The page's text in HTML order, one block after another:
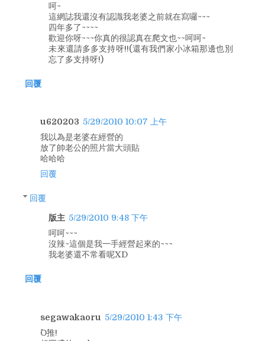
呵~
這網誌我還沒有認識我老婆之前就在寫囉~~~
四年多了~~~~
歡迎你呀~~~你真的很認真在爬文也~~呵呵~
未來還請多多支持呀!!(還有我們家小冰箱那邊也別
忘了多支持呀!)
回覆
u620203 5/29/2010 10:07 上午
我以為是老婆在經營的
放了帥老公的照片當大頭貼
哈哈哈
回覆
回覆
版主 5/29/2010 9:48 下午
呵呵~~~
沒辣~這個是我一手經營起來的~~~
我老婆還不常看呢XD
回覆
segawakaoru 5/29/2010 1:43 下午
^O^推!